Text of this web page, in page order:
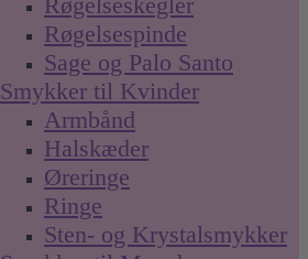
Røgelsespinde
Sage og Palo Santo
Smykker til Kvinder
Armbånd
Halskæder
Øreringe
Ringe
Sten- og Krystalsmykker